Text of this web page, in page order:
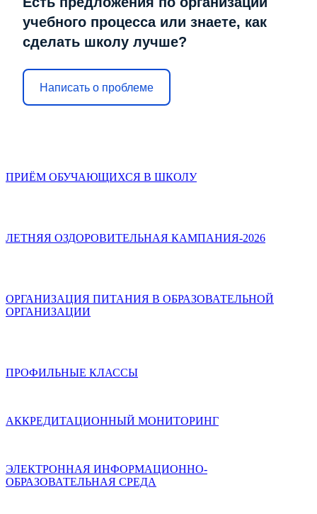
учебного процесса или знаете, как
сделать школу лучше?
Написать о проблеме
ПРИЁМ ОБУЧАЮЩИХСЯ В ШКОЛУ
ЛЕТНЯЯ ОЗДОРОВИТЕЛЬНАЯ КАМПАНИЯ-2026
ОРГАНИЗАЦИЯ ПИТАНИЯ В ОБРАЗОВАТЕЛЬНОЙ
ОРГАНИЗАЦИИ
ПРОФИЛЬНЫЕ КЛАССЫ
АККРЕДИТАЦИОННЫЙ МОНИТОРИНГ
ЭЛЕКТРОННАЯ ИНФОРМАЦИОННО-
ОБРАЗОВАТЕЛЬНАЯ СРЕДА